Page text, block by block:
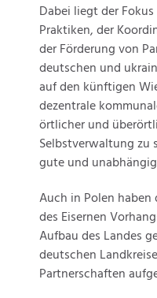
Dabei liegt der
Praktiken, der
der Förderung von
deutschen und
auf den künftigen
dezentrale
örtlicher und
Selbstverwaltung zu
gute und
Auch in Polen haben
des Eisernen
Aufbau des Landes
deutschen
Partnerschaften